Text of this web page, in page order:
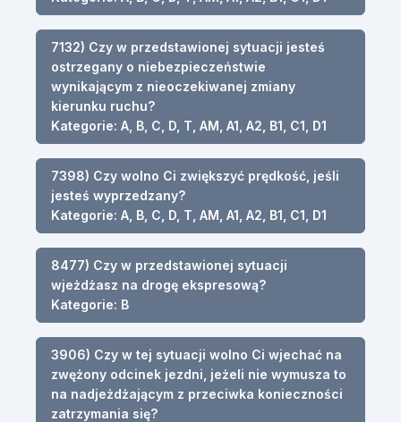
7132) Czy w przedstawionej sytuacji jesteś
ostrzegany o niebezpieczeństwie
wynikającym z nieoczekiwanej zmiany
kierunku ruchu?
Kategorie: A, B, C, D, T, AM, A1, A2, B1, C1, D1
7398) Czy wolno Ci zwiększyć prędkość, jeśli
jesteś wyprzedzany?
Kategorie: A, B, C, D, T, AM, A1, A2, B1, C1, D1
8477) Czy w przedstawionej sytuacji
wjeżdżasz na drogę ekspresową?
Kategorie: B
3906) Czy w tej sytuacji wolno Ci wjechać na
zwężony odcinek jezdni, jeżeli nie wymusza to
na nadjeżdżającym z przeciwka konieczności
zatrzymania się?